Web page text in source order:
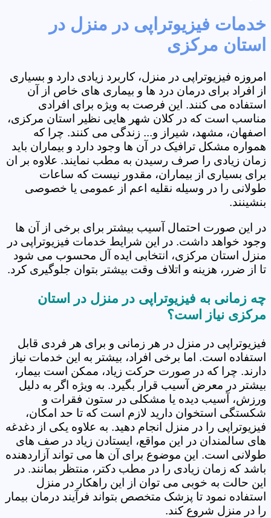
خدمات فیزیوتراپی در منزل در
استان مرکزی
امروزه فیزیوتراپی در منزل، کاربرد زیادی دارد و بسیاری
از افراد برای درمان درد ها و بیماری های خاص از آن
استفاده می کنند. این فرصت به ویژه برای افرادی
مناسب است که در کلان شهر هایی نظیر استان مرکزی،
اصفهان، مشهد، شیراز و... زندگی می کنند. چرا که
همواره مشکل ترافیک در آن ها وجود دارد و بیماران باید
زمان زیادی را صرف رسیدن به مطب نمایند. علاوه بر ان
برای بسیاری از بیماران، مقدور نیست که ساعات
طولانی را در وسیله نقلیه اعم از عمومی یا خصوصی
بنشینند.
در این صورت احتمال آسیب بیشتر برای برخی از آن ها
وجود خواهد داشت. در این شرایط خدمات فیزیوتراپی در
منزل استان مرکزی، انتخابی ایده آل محسوب می شود
تا از ضرر، هزینه و اتلاف وقت بیشتر بتوان جلوگیری کرد.
چه زمانی به فیزیوتراپی در منزل در استان
مرکزی نیاز است؟
فیزیوتراپی در منزل در هر زمانی و برای هر فردی قابل
استفاده است. اما برخی افراد، بیشتر به این خدمات نیاز
دارند. چرا که در صورت حرکت زیاد، ممکن است بیمار،
بیشتر در معرض آسیب قرار بگیرد. به ویژه اگر به دلیل
ورزش، آسیب دیده یا مشکلی در ستون فقرات و
شکستگی استخوان دارید لازم است که تا حد امکان،
فیزیوتراپی را در منزل انجام دهید. به علاوه یکی از دغدغه
های سالمندان در این مواقع، ایستادن زیاد در صف های
طولانی است. این موضوع برای آن ها می تواند آزاردهنده
باشد که زمان زیادی را در مطب دکتر، منتظر بمانند. در
این حالت به خوبی می توان از این راهکار در منزل
استفاده نمود تا پزشک متخصص بتواند فرآیند درمان بیمار
را در منزل شروع کند.